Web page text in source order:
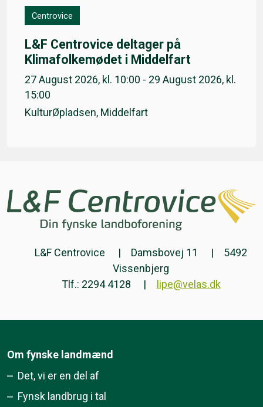
Centrovice
L&F Centrovice deltager på
Klimafolkemødet i Middelfart
27 August 2026, kl. 10:00 - 29 August 2026, kl.
15:00
KulturØpladsen, Middelfart
L&F Centrovice Damsbovej 11
5492
Vissenbjerg
Tlf.: 2294 4128
lipe@velas.dk
Om fynske landmænd
Det, vi er en del af
Fynsk landbrug i tal